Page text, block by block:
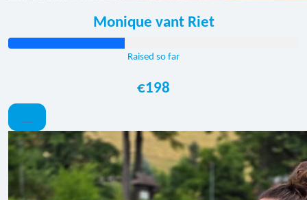
Monique vant Riet
Raised so far
€198